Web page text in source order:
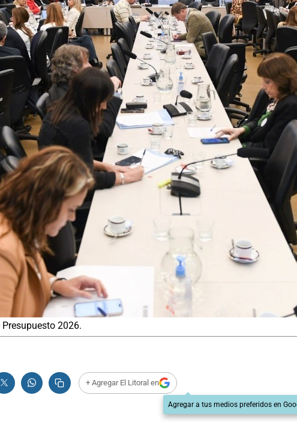
2026.
+ Agregar El Litoral en
Agregar a tus medios preferidos en